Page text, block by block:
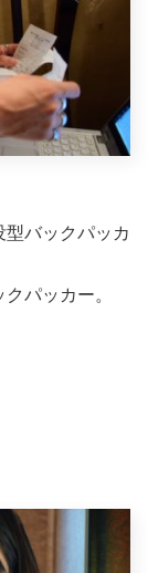
バックパッカ
パッカー。